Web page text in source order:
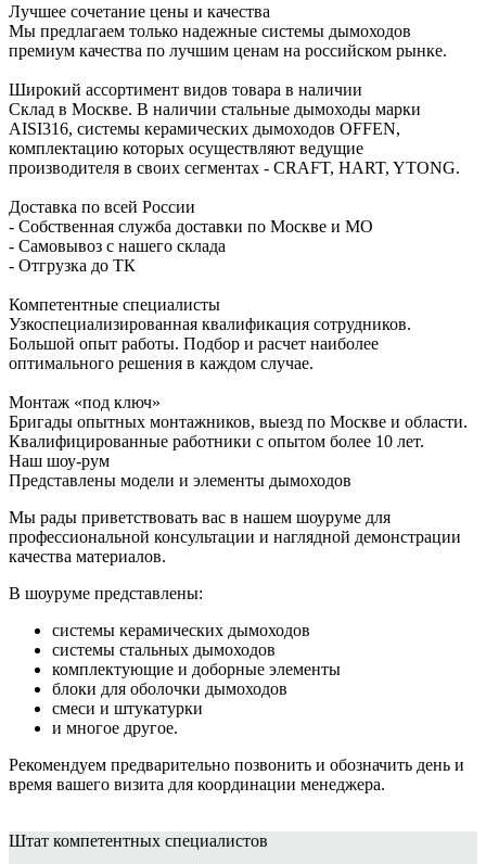
Лучшее сочетание цены и качества
Мы предлагаем только надежные системы дымоходов
премиум качества по лучшим ценам на российском рынке.
Широкий ассортимент видов товара в наличии
Склад в Москве. В наличии стальные дымоходы марки
AISI316, системы керамических дымоходов OFFEN,
комплектацию которых осуществляют ведущие
производителя в своих сегментах - CRAFT, HART, YTONG.
Доставка по всей России
- Собственная служба доставки по Москве и МО
- Самовывоз с нашего склада
- Отгрузка до ТК
Компетентные специалисты
Узкоспециализированная квалификация сотрудников.
Большой опыт работы. Подбор и расчет наиболее
оптимального решения в каждом случае.
Монтаж «под ключ»
Бригады опытных монтажников, выезд по Москве и области.
Квалифицированные работники с опытом более 10 лет.
Наш шоу-рум
Представлены модели и элементы дымоходов
Мы рады приветствовать вас в нашем шоуруме для
профессиональной консультации и наглядной демонстрации
качества материалов.
В шоуруме представлены:
системы керамических дымоходов
системы стальных дымоходов
комплектующие и доборные элементы
блоки для оболочки дымоходов
смеси и штукатурки
и многое другое.
Рекомендуем предварительно позвонить и обозначить день и
время вашего визита для координации менеджера.
Штат компетентных специалистов